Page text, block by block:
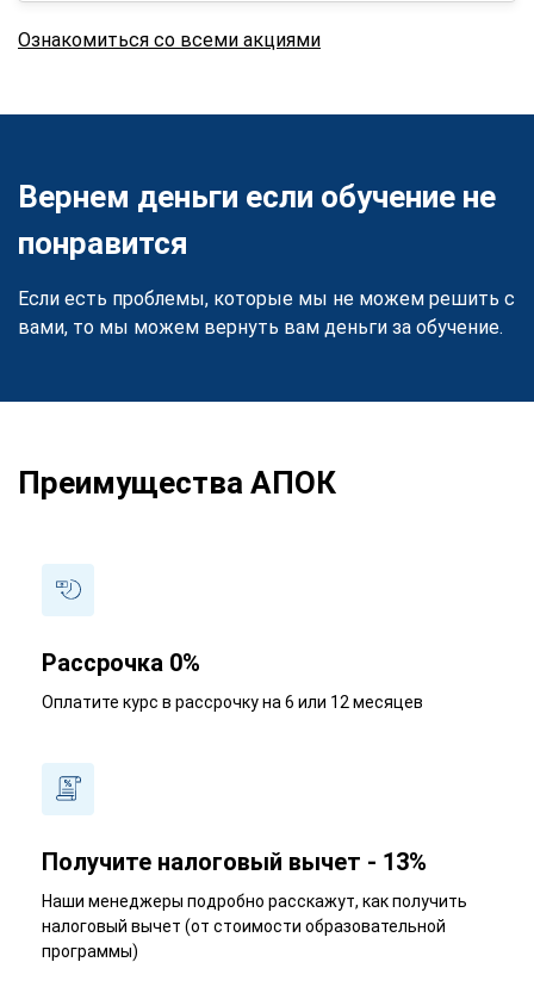
Ознакомиться со всеми акциями
Вернем деньги если обучение не
понравится
Если есть проблемы, которые мы не можем решить с
вами, то мы можем вернуть вам деньги за обучение.
Преимущества АПОК
Рассрочка 0%
Оплатите курс в рассрочку на 6 или 12 месяцев
Получите налоговый вычет - 13%
Наши менеджеры подробно расскажут, как получить
налоговый вычет (от стоимости образовательной
программы)